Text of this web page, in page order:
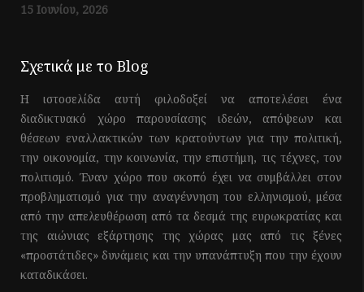
15 Ιουνίου, 2026
Σχετικά με το Blog
Η ιστοσελίδα αυτή φιλοδοξεί να αποτελέσει ένα
διαδικτυακό χώρο παρουσίασης ιδεών, απόψεων και
θέσεων εναλλακτικών των κρατούντων για την πολιτική,
την οικονομία, την κοινωνία, την επιστήμη, τις τέχνες, τον
πολιτισμό. Έναν χώρο που σκοπό έχει να συμβάλλει στον
προβληματισμό για την αναγέννηση του ελληνισμού, μέσα
από την απελευθέρωση από τα δεσμά της ευρωκρατίας και
της αιώνιας εξάρτησης της χώρας μας από τις ξένες
«προστάτιδες» δυνάμεις και την υπανάπτυξη που την έχουν
καταδικάσει.